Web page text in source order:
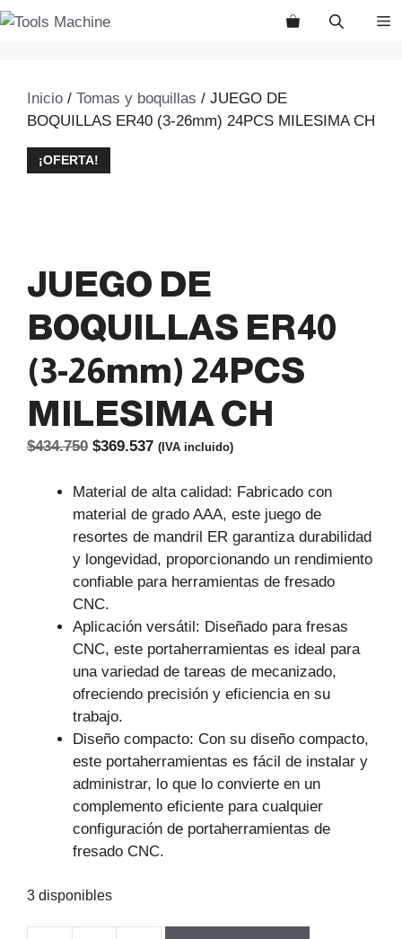
Saltar
Inicio / Tomas y boquillas / JUEGO DE
BOQUILLAS ER40 (3-26mm) 24PCS MILESIMA CH
¡OFERTA!
JUEGO DE
BOQUILLAS ER40
(3-26mm) 24PCS
MILESIMA CH
$434.750 El
original
era:
$434.750.
$369.537El
actual
es:
$369.537.
(IVA incluido)
Material de alta calidad: Fabricado con
material de grado AAA, este juego de
resortes de mandril ER garantiza durabilidad
y longevidad, proporcionando un rendimiento
confiable para herramientas de fresado
CNC.
Aplicación versátil: Diseñado para fresas
CNC, este portaherramientas es ideal para
una variedad de tareas de mecanizado,
ofreciendo precisión y eficiencia en su
trabajo.
Diseño compacto: Con su diseño compacto,
este portaherramientas es fácil de instalar y
administrar, lo que lo convierte en un
complemento eficiente para cualquier
configuración de portaherramientas de
fresado CNC.
3 disponibles